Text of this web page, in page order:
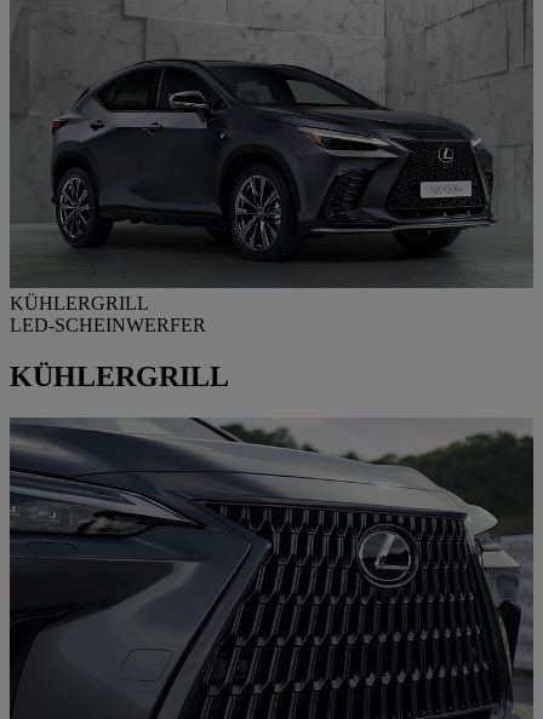
KÜHLERGRILL
LED-SCHEINWERFER
KÜHLERGRILL